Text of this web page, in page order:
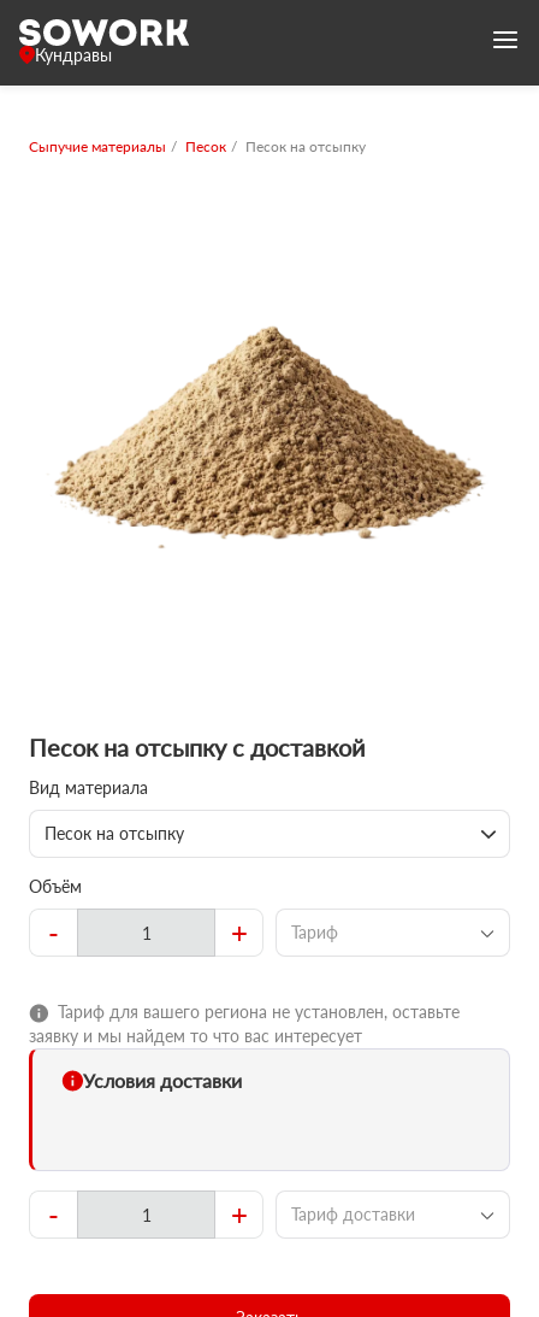
Кундравы
Сыпучие материалы Песок Песок на отсыпку
Песок на отсыпку с доставкой
Вид материала
Песок на отсыпку
Объём
- + Тариф
Тариф для вашего региона не установлен, оставьте
заявку и мы найдем то что вас интересует
Условия доставки
- + Тариф доставки